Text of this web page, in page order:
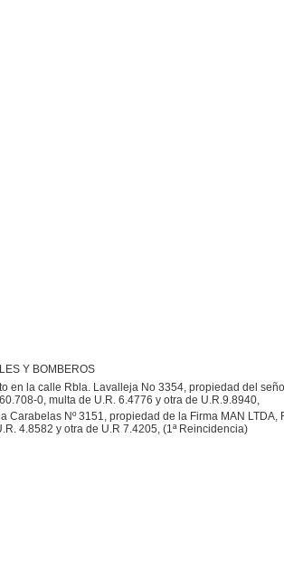
Y BOMBEROS
en la calle Rbla. Lavalleja No 3354, propiedad del
0, multa de U.R. 6.4776 y otra de U.R.9.8940,
Carabelas Nº 3151, propiedad de la Firma MAN LTDA,
4.8582 y otra de U.R 7.4205, (1ª Reincidencia)